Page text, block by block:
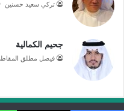
تركي سعيد حسنين
جحيم الكمالية
فيصل مطلق